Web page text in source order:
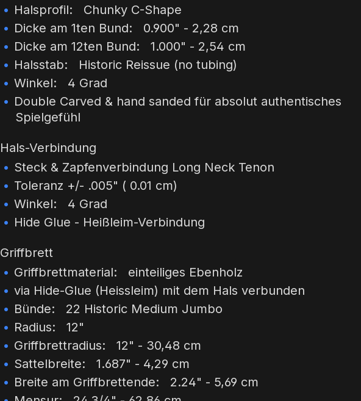
Halsprofil: Chunky C-Shape
Dicke am 1ten Bund: 0.900" - 2,28 cm
Dicke am 12ten Bund: 1.000" - 2,54 cm
Halsstab: Historic Reissue (no tubing)
Winkel: 4 Grad
Double Carved & hand sanded für absolut authentisches
Spielgefühl
Hals-Verbindung
Steck & Zapfenverbindung Long Neck Tenon
Toleranz +/- .005" ( 0.01 cm)
Winkel: 4 Grad
Hide Glue - Heißleim-Verbindung
Griffbrett
Griffbrettmaterial: einteiliges Ebenholz
via Hide-Glue (Heissleim) mit dem Hals verbunden
Bünde: 22 Historic Medium Jumbo
Radius: 12"
Griffbrettradius: 12" - 30,48 cm
Sattelbreite: 1.687" - 4,29 cm
Breite am Griffbrettende: 2.24" - 5,69 cm